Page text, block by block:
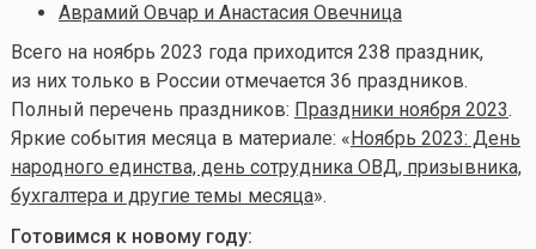
Аврамий Овчар и Анастасия Овечница
Всего на ноябрь 2023 года приходится 238 праздник,
из них только в России отмечается 36 праздников.
Полный перечень праздников: Праздники ноября 2023.
Яркие события месяца в материале: «Ноябрь 2023: День
народного единства, день сотрудника ОВД, призывника,
бухгалтера и другие темы месяца».
Готовимся к новому году: